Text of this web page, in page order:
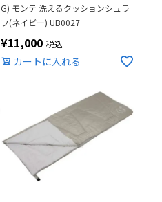
G) モンテ 洗えるクッションシュラ
フ(ネイビー) UB0027
¥11,000 税込
カートに入れる